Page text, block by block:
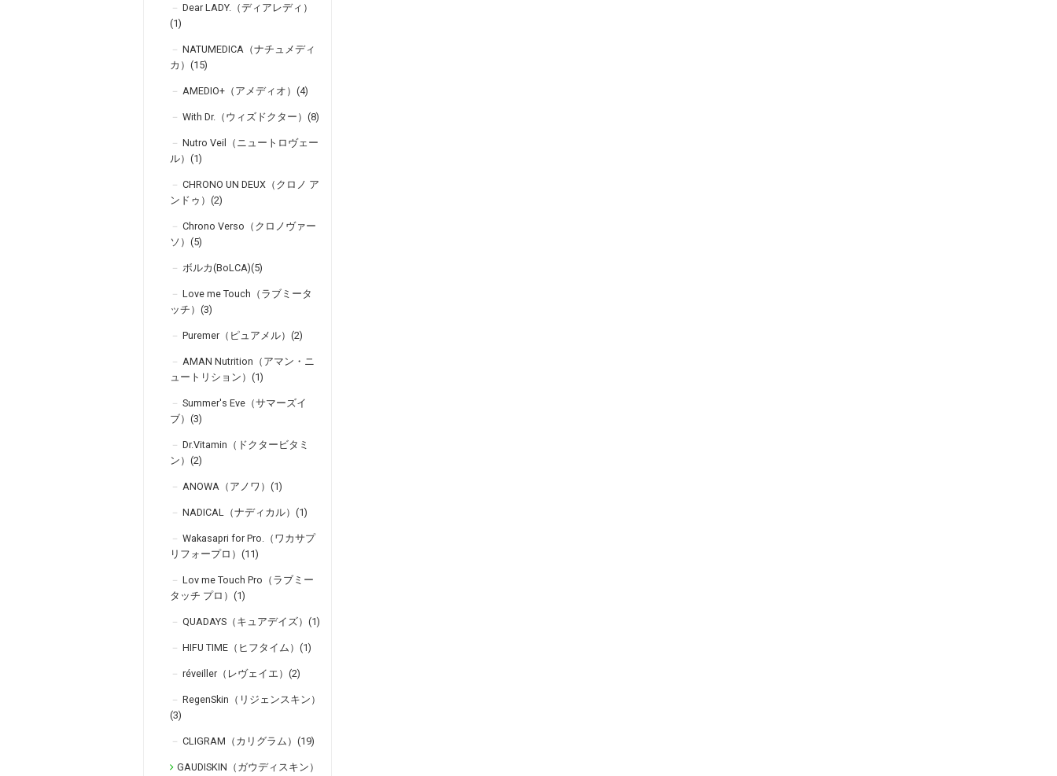
Dear LADY.（ディアレディ）
(1)
NATUMEDICA（ナチュメディ
カ）(15)
AMEDIO+（アメディオ）(4)
With Dr.（ウィズドクター）(8)
Nutro Veil（ニュートロヴェー
ル）(1)
CHRONO UN DEUX（クロノ ア
ンドゥ）(2)
Chrono Verso（クロノヴァー
ソ）(5)
ボルカ(BoLCA)(5)
Love me Touch（ラブミータ
ッチ）(3)
Puremer（ピュアメル）(2)
AMAN Nutrition（アマン・ニ
ュートリション）(1)
Summer's Eve（サマーズイ
ブ）(3)
Dr.Vitamin（ドクタービタミ
ン）(2)
ANOWA（アノワ）(1)
NADICAL（ナディカル）(1)
Wakasapri for Pro.（ワカサプ
リフォープロ）(11)
Lov me Touch Pro（ラブミー
タッチ プロ）(1)
QUADAYS（キュアデイズ）(1)
HIFU TIME（ヒフタイム）(1)
réveiller（レヴェイエ）(2)
RegenSkin（リジェンスキン）
(3)
CLIGRAM（カリグラム）(19)
GAUDISKIN（ガウディスキン）